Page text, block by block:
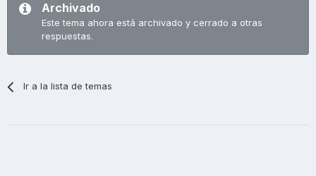
Archivado
Este tema ahora está archivado y cerrado a otras
respuestas.
Ir a la lista de temas